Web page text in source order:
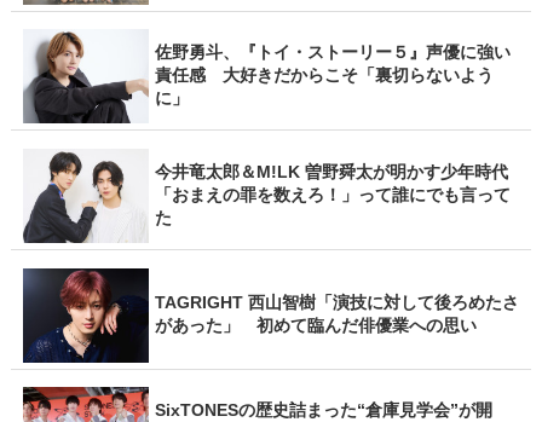
佐野勇斗、『トイ・ストーリー５』声優に強い
責任感 大好きだからこそ「裏切らないよう
に」
今井竜太郎＆M!LK 曽野舜太が明かす少年時代
「おまえの罪を数えろ！」って誰にでも言って
た
TAGRIGHT 西山智樹「演技に対して後ろめたさ
があった」 初めて臨んだ俳優業への思い
SixTONESの歴史詰まった“倉庫見学会”が開